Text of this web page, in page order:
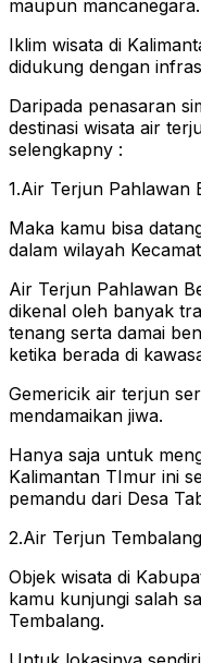
maupun mancanegara.
Iklim wisata di
didukung dengan
Daripada penasaran
destinasi wisata air
selengkapny :
1.Air Terjun Pahlawan
Maka kamu bisa
dalam wilayah
Air Terjun Pahlawan
dikenal oleh banyak
tenang serta damai
ketika berada di
Gemericik air terjun
mendamaikan jiwa.
Hanya saja untuk
Kalimantan TImur ini
pemandu dari Desa
2.Air Terjun Tembalang
Objek wisata di
kamu kunjungi salah
Tembalang.